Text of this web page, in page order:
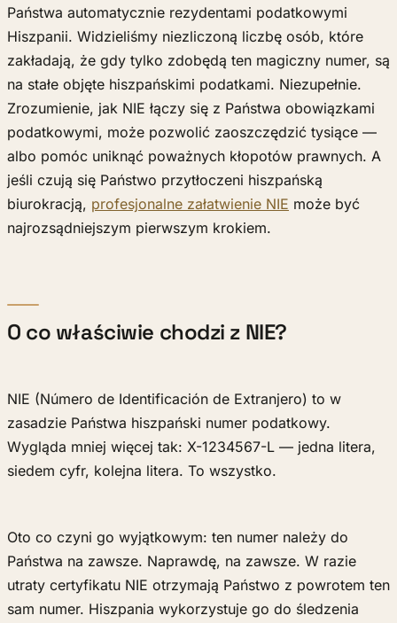
Państwa automatycznie rezydentami podatkowymi
Hiszpanii. Widzieliśmy niezliczoną liczbę osób, które
zakładają, że gdy tylko zdobędą ten magiczny numer, są
na stałe objęte hiszpańskimi podatkami. Niezupełnie.
Zrozumienie, jak NIE łączy się z Państwa obowiązkami
podatkowymi, może pozwolić zaoszczędzić tysiące —
albo pomóc uniknąć poważnych kłopotów prawnych. A
jeśli czują się Państwo przytłoczeni hiszpańską
biurokracją, profesjonalne załatwienie NIE może być
najrozsądniejszym pierwszym krokiem.
O co właściwie chodzi z NIE?
NIE (Número de Identificación de Extranjero) to w
zasadzie Państwa hiszpański numer podatkowy.
Wygląda mniej więcej tak: X-1234567-L — jedna litera,
siedem cyfr, kolejna litera. To wszystko.
Oto co czyni go wyjątkowym: ten numer należy do
Państwa na zawsze. Naprawdę, na zawsze. W razie
utraty certyfikatu NIE otrzymają Państwo z powrotem ten
sam numer. Hiszpania wykorzystuje go do śledzenia